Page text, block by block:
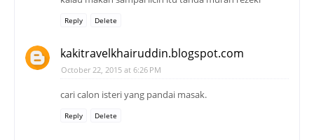
Reply Delete
kakitravelkhairuddin.blogspot.com
October 22, 2015 at 6:26 PM
cari calon isteri yang pandai masak.
Reply Delete